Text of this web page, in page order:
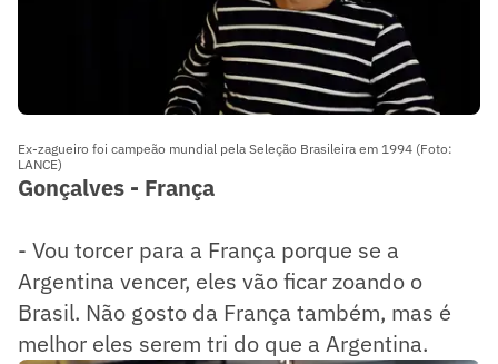
Ex-zagueiro foi campeão mundial pela Seleção Brasileira em 1994 (Foto:
LANCE)
Gonçalves - França
- Vou torcer para a França porque se a
Argentina vencer, eles vão ficar zoando o
Brasil. Não gosto da França também, mas é
melhor eles serem tri do que a Argentina.